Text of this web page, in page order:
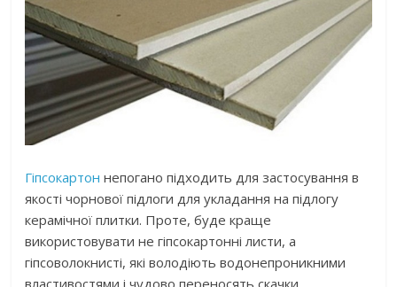
Гіпсокартон непогано підходить для застосування в
якості чорнової підлоги для укладання на підлогу
керамічної плитки. Проте, буде краще
використовувати не гіпсокартонні листи, а
гіпсоволокнисті, які володіють водонепроникними